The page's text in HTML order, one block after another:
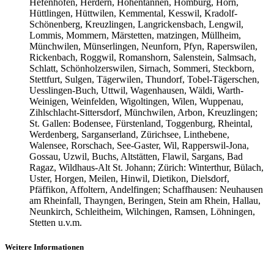
Hefenhofen, Herdern, Hohentannen, Homburg, Horn,
Hüttlingen, Hüttwilen, Kemmental, Kesswil, Kradolf-
Schönenberg, Kreuzlingen, Langrickensbach, Lengwil,
Lommis, Mommern, Märstetten, matzingen, Müllheim,
Münchwilen, Münserlingen, Neunforn, Pfyn, Raperswilen,
Rickenbach, Roggwil, Romanshorn, Salenstein, Salmsach,
Schlatt, Schönholzerswilen, Sirnach, Sommeri, Steckborn,
Stettfurt, Sulgen, Tägerwilen, Thundorf, Tobel-Tägerschen,
Uesslingen-Buch, Uttwil, Wagenhausen, Wäldi, Warth-
Weinigen, Weinfelden, Wigoltingen, Wilen, Wuppenau,
Zihlschlacht-Sittersdorf, Münchwilen, Arbon, Kreuzlingen;
St. Gallen: Bodensee, Fürstenland, Toggenburg, Rheintal,
Werdenberg, Sarganserland, Zürichsee, Linthebene,
Walensee, Rorschach, See-Gaster, Wil, Rapperswil-Jona,
Gossau, Uzwil, Buchs, Altstätten, Flawil, Sargans, Bad
Ragaz, Wildhaus-Alt St. Johann; Zürich: Winterthur, Bülach,
Uster, Horgen, Meilen, Hinwil, Dietikon, Dielsdorf,
Pfäffikon, Affoltern, Andelfingen; Schaffhausen: Neuhausen
am Rheinfall, Thayngen, Beringen, Stein am Rhein, Hallau,
Neunkirch, Schleitheim, Wilchingen, Ramsen, Löhningen,
Stetten u.v.m.
Weitere Informationen